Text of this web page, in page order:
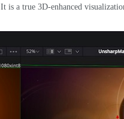
It is a true 3D-enhanced